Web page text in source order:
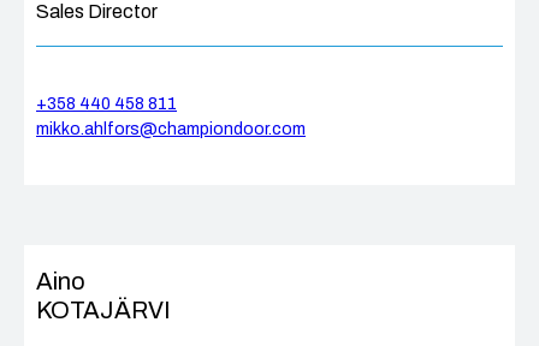
Sales Director
+358 440 458 811
mikko.ahlfors@championdoor.com
Aino
KOTAJÄRVI